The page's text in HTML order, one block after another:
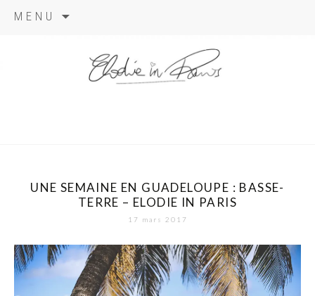
MENU
UNE SEMAINE EN GUADELOUPE : BASSE-
TERRE – ELODIE IN PARIS
17 mars 2017